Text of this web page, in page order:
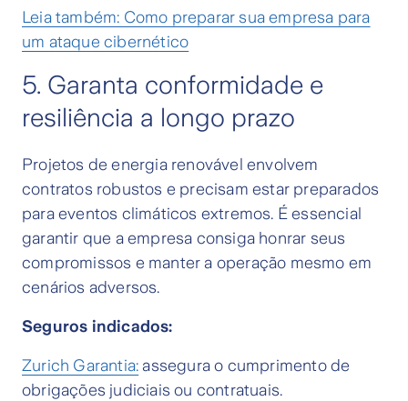
Leia também: Como preparar sua empresa para
um ataque cibernético
5. Garanta conformidade e
resiliência a longo prazo
Projetos de energia renovável envolvem
contratos robustos e precisam estar preparados
para eventos climáticos extremos. É essencial
garantir que a empresa consiga honrar seus
compromissos e manter a operação mesmo em
cenários adversos.
Seguros indicados:
Zurich Garantia: assegura o cumprimento de
obrigações judiciais ou contratuais.